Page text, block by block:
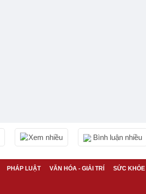
Xem nhiều Bình luận nhiều
PHÁP LUẬT VĂN HÓA - GIẢI TRÍ SỨC KHỎE